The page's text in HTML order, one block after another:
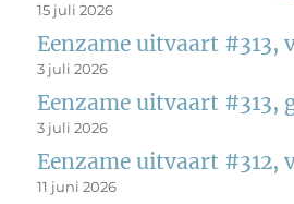
15 juli 2026
Eenzame uitvaart #313,
3 juli 2026
Eenzame uitvaart #313,
3 juli 2026
Eenzame uitvaart #312,
11 juni 2026